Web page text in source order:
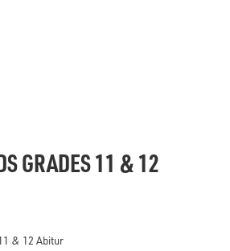
GRADES 11 & 12